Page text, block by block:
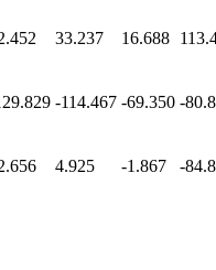
33.237 16.688
-114.467 -69.350 -
4.925 -1.867 -